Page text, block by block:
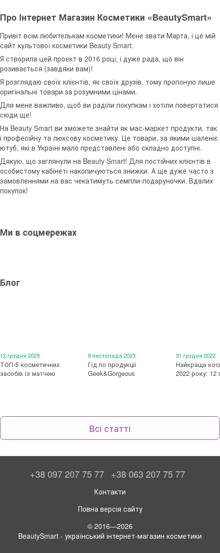
Про Інтернет Магазин Косметики «BeautySmart»
Привіт всім любителькам косметики! Мене звати Марта, і це мій
сайт культової косметики Beauty Smart.
Я створила цей проект в 2016 році, і дуже рада, що він
розивається (завдяки вам)!
Я розглядаю своїх клієнтів, як своїх друзів, тому пропоную лише
оригінальні товари за розумними цінами.
Для мене важливо, щоб ви раділи покупкам і хотіли повертатися
сюди ще!
На Beauty Smart ви зможете знайти як мас-маркет продукти, так
і професійну та люксову косметику. Це товари, за якими шаленіє
ютуб, які в Україні мало представлені або складно доступні.
Дякую, що заглянули на Beauty Smart! Для постійних клієнтів в
особистому кабінеті накопичуються знижки. А ще дуже часто з
замовленнями на вас чекатимуть семпли-подаруночки. Вдалих
покупок!
Ми в соцмережах
Блог
12 грудня 2025
ТОП-5 косметичних
засобів із матчею
9 листопада 2023
Гід по продукції
Geek&Gorgeous
31 грудня 2022
Найкраща
2022 року: 12
Всі статті
+38 097 207 75 77 +38 063 207 75 77
Контакти
Повна версія сайту
© 2016—2026
BeautySmart - український інтернет-магазин косметики